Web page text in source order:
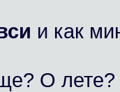
и как
О